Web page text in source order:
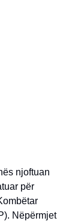
njoftuan
për
Nëpërmjet